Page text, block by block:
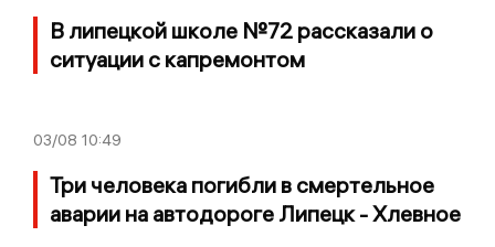
В липецкой школе №72 рассказали о
ситуации с капремонтом
03/08 10:49
Три человека погибли в смертельное
аварии на автодороге Липецк - Хлевное